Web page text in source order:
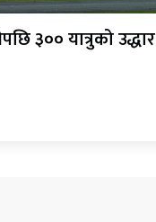
३०० यात्रुको उद्धार